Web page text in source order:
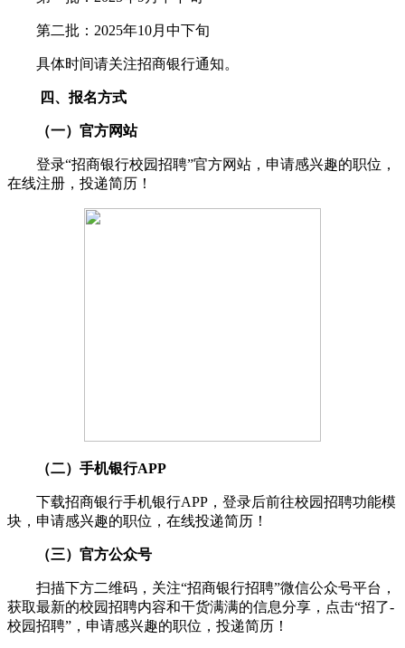
第二批：2025年10月中下旬
具体时间请关注招商银行通知。
四、报名方式
（一）官方网站
登录“招商银行校园招聘”官方网站，申请感兴趣的职位，
在线注册，投递简历！
（二）手机银行APP
下载招商银行手机银行APP，登录后前往校园招聘功能模
块，申请感兴趣的职位，在线投递简历！
（三）官方公众号
扫描下方二维码，关注“招商银行招聘”微信公众号平台，
获取最新的校园招聘内容和干货满满的信息分享，点击“招了-
校园招聘”，申请感兴趣的职位，投递简历！